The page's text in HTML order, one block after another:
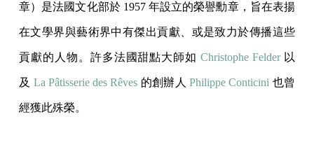
章）是法國文化部於 1957 年設立的榮譽勳章，旨在表揚
在文學界與藝術界中有傑出貢獻、或是致力於傳播這些
貢獻的人物。許多法國甜點大師如Christophe Felder以
及 La Pâtisserie des Rêves 的創辦人Philippe Conticini 也曾
經獲此殊榮。